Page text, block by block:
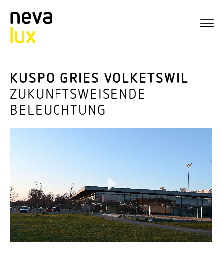
KUSPO GRIES VOLKETSWIL
ZUKUNFTS­WEI­SENDE
BELEUCHTUNG